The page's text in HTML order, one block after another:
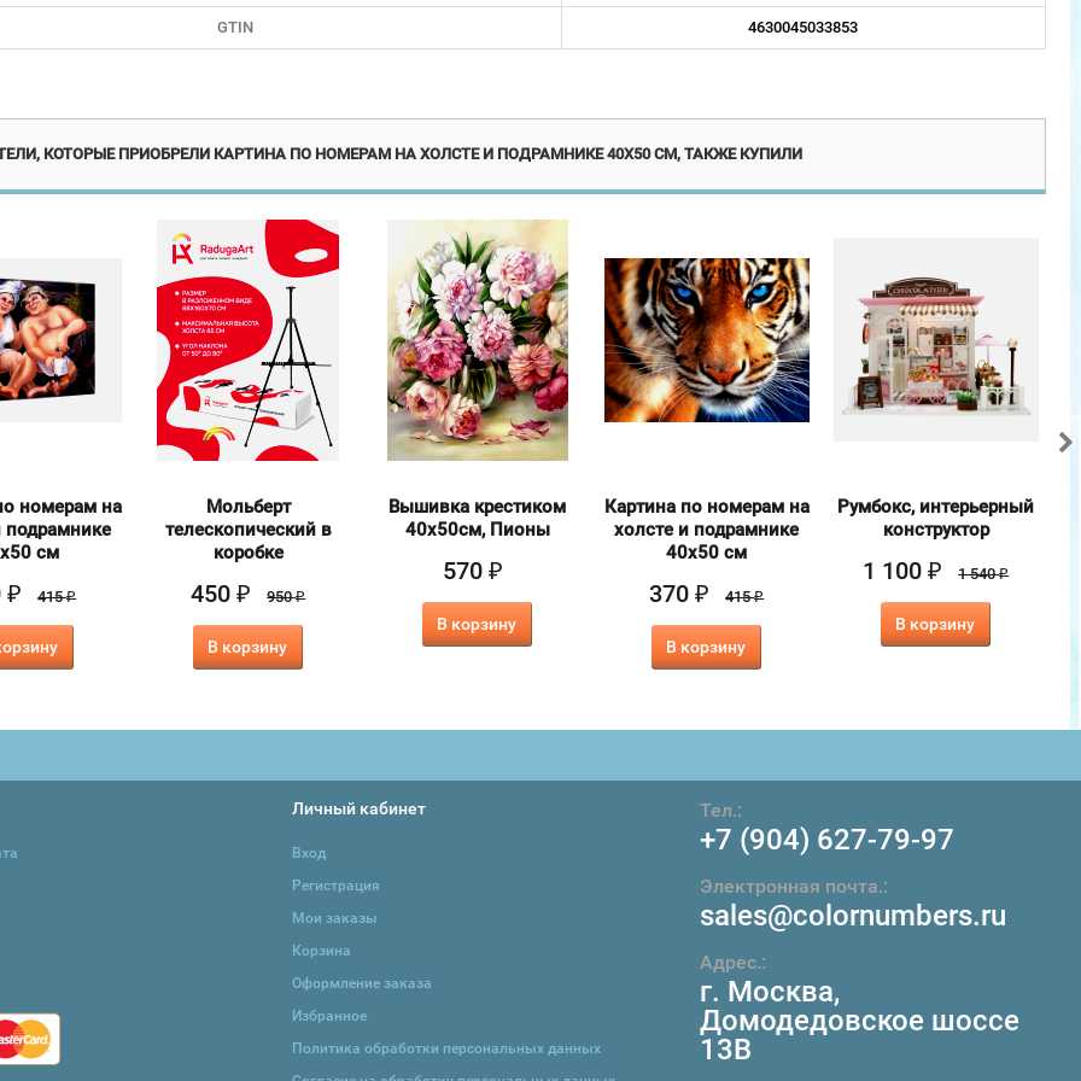
GTIN 4630045033853
КОТОРЫЕ ПРИОБРЕЛИ КАРТИНА ПО НОМЕРАМ НА ХОЛСТЕ И ПОДРАМНИКЕ 40Х50 СМ, ТАКЖЕ КУПИЛИ
номерам на
подрамнике
см
₽ 415₽
Мольберт
телескопический в
коробке
450₽ 950₽
В корзину
Вышивка крестиком
40х50см, Пионы
570 ₽
В корзину
Картина по номерам на
холсте и подрамнике
40х50 см
370₽ 415₽
В корзину
Румбокс, интерьерный
конструктор
1 100₽ 1 540₽
В корзину
Личный кабинет
Вход
Регистрация
Мои заказы
Корзина
Оформление заказа
Избранное
Политика обработки персональных данных
Тел.:
+7 (904) 627-79-97
Электронная почта.:
sales@colornumbers.ru
Адрес.:
г. Москва,
Домодедовское шоссе
13В